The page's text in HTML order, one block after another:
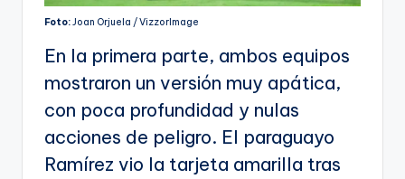
Foto:Joan Orjuela / VizzorImage
En la primera parte, ambos equipos
mostraron un versión muy apática,
con poca profundidad y nulas
acciones de peligro. El paraguayo
Ramírez vio la tarjeta amarilla tras